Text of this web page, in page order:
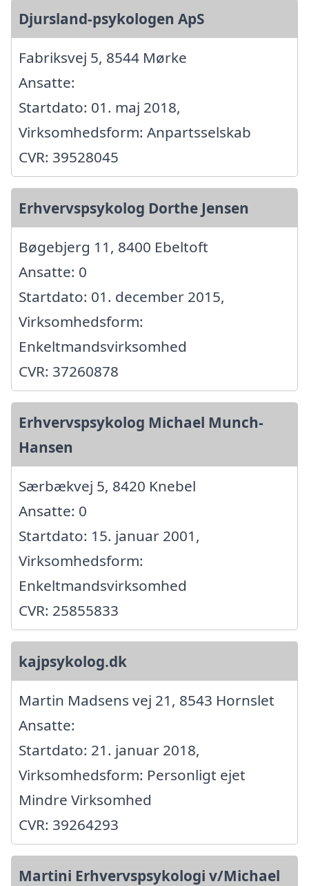
Djursland-psykologen ApS
Fabriksvej 5, 8544 Mørke
Ansatte:
Startdato: 01. maj 2018,
Virksomhedsform: Anpartsselskab
CVR: 39528045
Erhvervspsykolog Dorthe Jensen
Bøgebjerg 11, 8400 Ebeltoft
Ansatte: 0
Startdato: 01. december 2015,
Virksomhedsform:
Enkeltmandsvirksomhed
CVR: 37260878
Erhvervspsykolog Michael Munch-
Hansen
Særbækvej 5, 8420 Knebel
Ansatte: 0
Startdato: 15. januar 2001,
Virksomhedsform:
Enkeltmandsvirksomhed
CVR: 25855833
kajpsykolog.dk
Martin Madsens vej 21, 8543 Hornslet
Ansatte:
Startdato: 21. januar 2018,
Virksomhedsform: Personligt ejet
Mindre Virksomhed
CVR: 39264293
Martini Erhvervspsykologi v/Michael